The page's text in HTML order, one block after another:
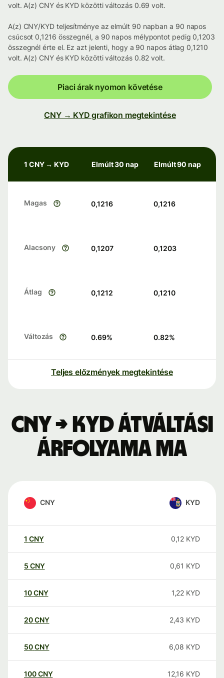
volt. A(z) CNY és KYD közötti változás 0.69 volt.
A(z) CNY/KYD teljesítménye az elmúlt 90 napban a 90 napos
csúcsot 0,1216 összegnél, a 90 napos mélypontot pedig 0,1203
összegnél érte el. Ez azt jelenti, hogy a 90 napos átlag 0,1210
volt. A(z) CNY és KYD közötti változás 0.82 volt.
Piaci árak nyomon követése
CNY → KYD grafikon megtekintése
1 CNY → KYD Elmúlt 30 nap Elmúlt 90 nap
Magas 0,1216 0,1216
Alacsony 0,1207 0,1203
Átlag 0,1212 0,1210
Változás 0.69% 0.82%
Teljes előzmények megtekintése
CNY → KYD átváltási
árfolyama ma
CNY KYD
1 CNY 0,12 KYD
5 CNY 0,61 KYD
10CNY 1,22 KYD
20CNY 2,43 KYD
50CNY 6,08 KYD
100CNY 12,16 KYD